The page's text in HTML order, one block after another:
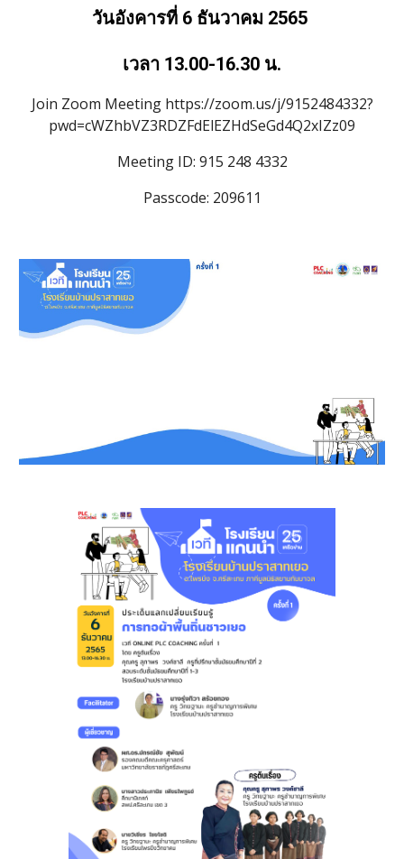
วันอังคารที่ 6 ธันวาคม 2565
เวลา 13.00-16.30 น.
Join Zoom Meeting https://zoom.us/j/9152484332?
pwd=cWZhbVZ3RDZFdElEZHdSeGd4Q2xIZz09
Meeting ID: 915 248 4332
Passcode: 209611